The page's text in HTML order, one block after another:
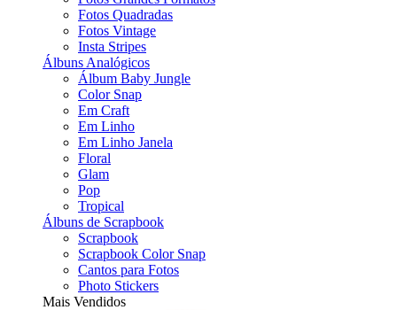
Fotos Quadradas
Fotos Vintage
Insta Stripes
Álbuns Analógicos
Álbum Baby Jungle
Color Snap
Em Craft
Em Linho
Em Linho Janela
Floral
Glam
Pop
Tropical
Álbuns de Scrapbook
Scrapbook
Scrapbook Color Snap
Cantos para Fotos
Photo Stickers
Mais Vendidos